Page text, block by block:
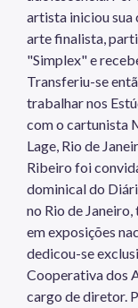
artista iniciou sua
arte finalista,
"Simplex" e
Transferiu-se
trabalhar nos
com o cartunista
Lage, Rio de
Ribeiro foi
dominical do
no Rio de
em exposições
dedicou-se
Cooperativa dos
cargo de diretor.